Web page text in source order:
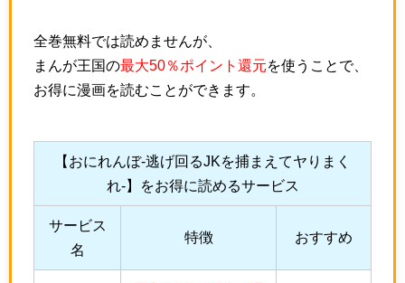
全巻無料では読めませんが、
まんが王国の最大50％ポイント還元を使うことで、
お得に漫画を読むことができます。
【おにれんぼ-逃げ回るJKを捕まえてヤりまく
れ-】をお得に読めるサービス
サービス
名
特徴 おすすめ